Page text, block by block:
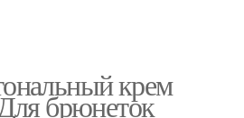
крем
брюнеток